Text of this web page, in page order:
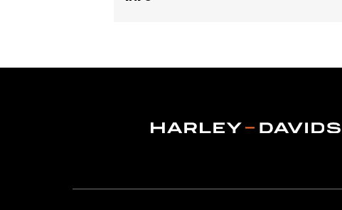
Installatie-instructies
Per stuk verkocht:Elk